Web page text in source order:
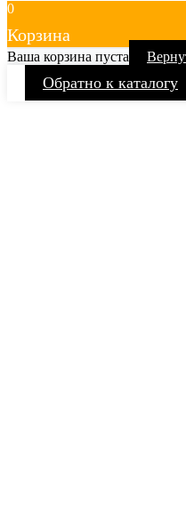
0
Корзина
Ваша корзина пуста
Обратно к каталогу